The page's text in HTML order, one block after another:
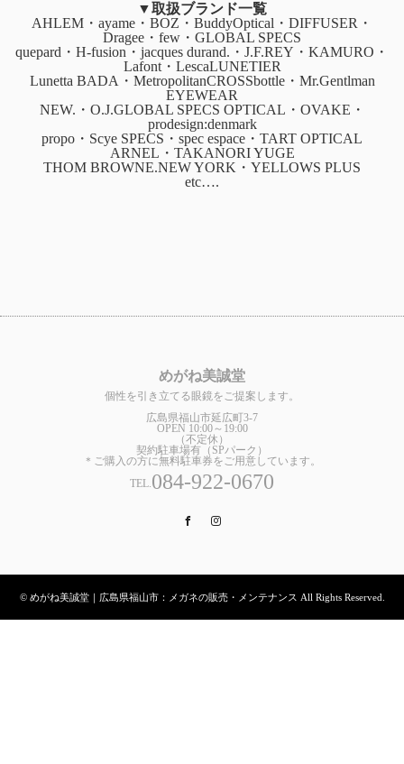
▼取扱ブランド一覧
AHLEM・ayame・BOZ・BuddyOptical・DIFFUSER・
Dragee・few・GLOBAL SPECS
quepard・H-fusion・jacques durand.・J.F.REY・KAMURO・
Lafont・LescaLUNETIER
Lunetta BADA・MetropolitanCROSSbottle・Mr.Gentlman
EYEWEAR
NEW.・O.J.GLOBAL SPECS OPTICAL・OVAKE・
prodesign:denmark
propo・Scye SPECS・spec espace・TART OPTICAL
ARNEL・TAKANORI YUGE
THOM BROWNE.NEW YORK・YELLOWS PLUS
etc….
めがね美誠堂
個性を引き立てる眼鏡をご提案します。
広島県福山市延広町3-7
OPEN 10:00～19:00
（不定休）
契約駐車場有（SPパーク）
＊ご購入の方に無料駐車券をご用意しています。
TEL.084-922-0670
Facebook
© めがね美誠堂｜広島県福山市：メガネの販売・メンテナンス All Rights Reserved.